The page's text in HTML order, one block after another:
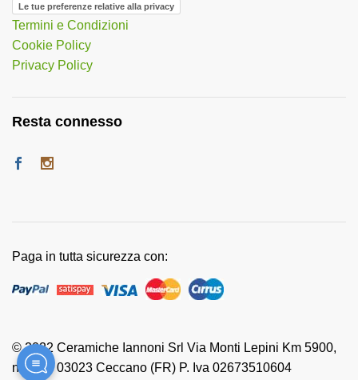
Le tue preferenze relative alla privacy
Termini e Condizioni
Cookie Policy
Privacy Policy
Resta connesso
© 2022 Ceramiche Iannoni Srl Via Monti Lepini Km 5900,
n. 118 - 03023 Ceccano (FR) P. Iva 02673510604
Paga in tutta sicurezza con: